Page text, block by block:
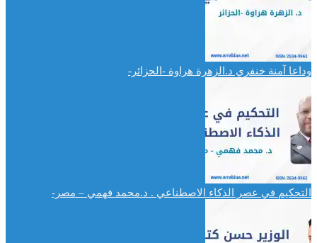
وداعا آمنة خنفري د.الزهرة هراوة -الحزائر-
التحكيم في عصر الذكاء الاصطناعي . د.محمد فهمي – مصر-